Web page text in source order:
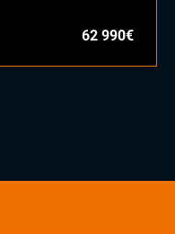
62 990€